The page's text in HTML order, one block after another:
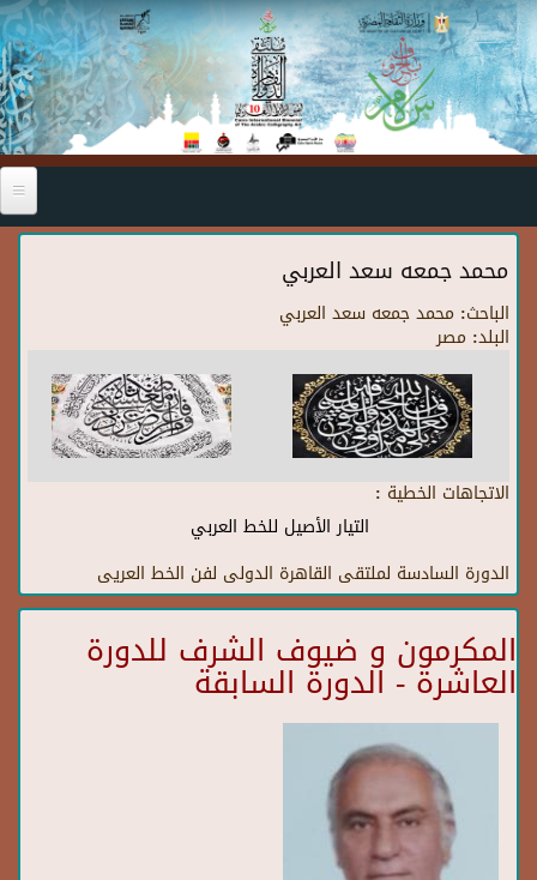
Skip to main content
محمد جمعه سعد العربي
الباحث: محمد جمعه سعد العربي
البلد: مصر
الاتجاهات الخطية :
التيار الأصيل للخط العربي
الدورة السادسة لملتقى القاهرة الدولى لفن الخط العريى
المكرمون و ضيوف الشرف للدورة
العاشرة - الدورة السابقة